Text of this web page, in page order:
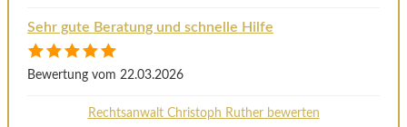
Sehr gute Beratung und schnelle Hilfe
Bewertung vom 22.03.2026
Rechtsanwalt Christoph Ruther bewerten